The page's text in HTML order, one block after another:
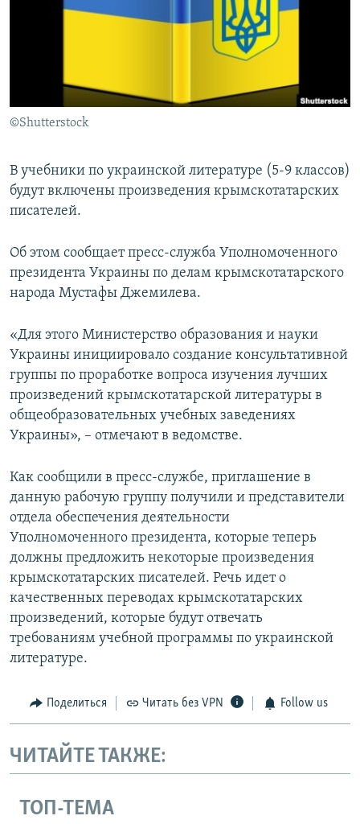
ПОБЕДИТЕЛЕЙ НЕ СУДЯТ?
УКРАИНСКАЯ ПРОБЛЕМА КРЫМА
ПРИСОЕДИНЯЙТЕСЬ!
Все сайты RFE/RL
©Shutterstock
В учебники по украинской литературе (5-9 классов)
будут включены произведения крымскотатарских
писателей.
Об этом сообщает пресс-служба Уполномоченного
президента Украины по делам крымскотатарского
народа Мустафы Джемилева.
«Для этого Министерство образования и науки
Украины инициировало создание консультативной
группы по проработке вопроса изучения лучших
произведений крымскотатарской литературы в
общеобразовательных учебных заведениях
Украины», – отмечают в ведомстве.
Как сообщили в пресс-службе, приглашение в
данную рабочую группу получили и представители
отдела обеспечения деятельности
Уполномоченного президента, которые теперь
должны предложить некоторые произведения
крымскотатарских писателей. Речь идет о
качественных переводах крымскотатарских
произведений, которые будут отвечать
требованиям учебной программы по украинской
литературе.
Поделиться Читать без VPN Follow us
ЧИТАЙТЕ ТАКЖЕ:
ТОП-ТЕМА